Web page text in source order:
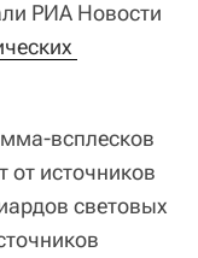
РИА Новости
всплесков
от источников
световых